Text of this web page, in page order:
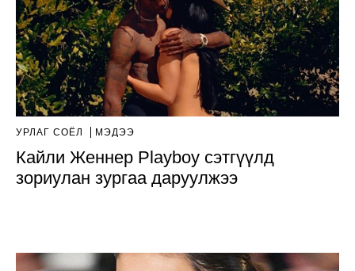
УРЛАГ СОЁЛ МЭДЭЭ
Кайли Женнер Playboy сэтгүүлд
зориулан зургаа даруулжээ